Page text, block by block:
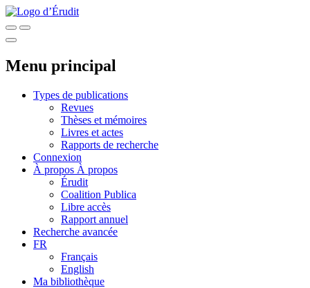
Menu principal
Types de publications
Revues
Thèses et mémoires
Livres et actes
Rapports de recherche
Connexion
À propos À propos
Érudit
Coalition Publica
Libre accès
Rapport annuel
Recherche avancée
FR
Français
English
Ma bibliothèque